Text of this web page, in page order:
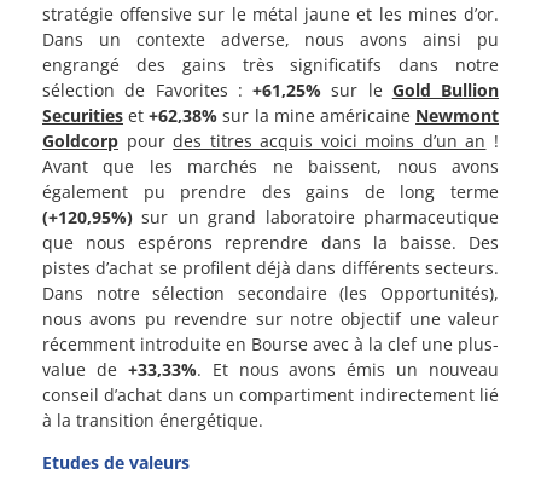
stratégie offensive sur le métal jaune et les mines d’or.
Dans un contexte adverse, nous avons ainsi pu
engrangé des gains très significatifs dans notre
sélection de Favorites : +61,25%sur le Gold Bullion
Securities et+62,38%sur la mine américaine Newmont
Goldcorp pourdes titres acquis voici moins d’un an !
Avant que les marchés ne baissent, nous avons
également pu prendre des gains de long terme
(+120,95%) sur un grand laboratoire pharmaceutique
que nous espérons reprendre dans la baisse. Des
pistes d’achat se profilent déjà dans différents secteurs.
Dans notre sélection secondaire (les Opportunités),
nous avons pu revendre sur notre objectif une valeur
récemment introduite en Bourse avec à la clef une plus-
value de +33,33%. Et nous avons émis un nouveau
conseil d’achat dans un compartiment indirectement lié
à la transition énergétique.
Etudes de valeurs